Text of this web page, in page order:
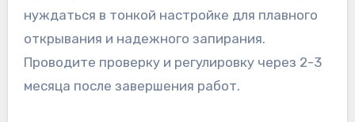
нуждаться в тонкой настройке для плавного
открывания и надежного запирания.
Проводите проверку и регулировку через 2-3
месяца после завершения работ.